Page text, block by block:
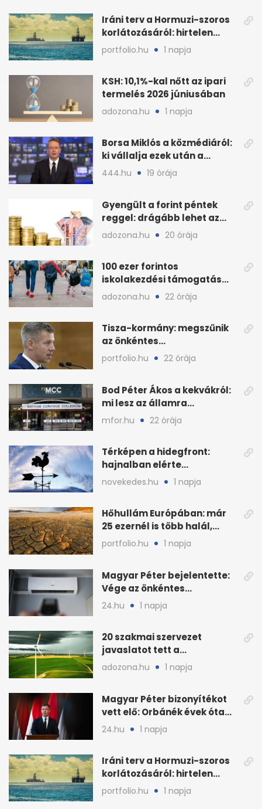
Iráni terv a Hormuzi-szoros
korlátozásáról: hirtelen
megugrott az olajár
portfolio.hu 1 napja
KSH: 10,1%-kal nőtt az ipari
termelés 2026 júniusában
adozona.hu 1 napja
Borsa Miklós a közmédiáról:
ki vállalja ezek után a
munkát?
444.hu 19 órája
Gyengült a forint péntek
reggel: drágább lehet az
euró és a dollár
adozona.hu 20 órája
100 ezer forintos
iskolakezdési támogatás
2026 őszén: adózás,
adozona.hu 22 órája
Tisza-kormány: megszűnik
az önkéntes
fogyasztáscsökkentés
portfolio.hu 22 órája
Bod Péter Ákos a kekvákról:
mi lesz az államra
visszaszálló vagyonnal?
mfor.hu 22 órája
Térképen a hidegfront:
hajnalban elérte
Magyarország határát
novekedes.hu 1 napja
Hőhullám Európában: már
25 ezernél is több halál,
folytatódhat
portfolio.hu 1 napja
Magyar Péter bejelentette:
Vége az önkéntes
fogyasztáscsökkentésnek
24.hu 1 napja
20 szakmai szervezet
javaslatot tett a
fenntartható szélenergia-
adozona.hu 1 napja
Magyar Péter bizonyítékot
vett elő: Orbánék évek óta
tudtak az energiarendszer
összeomlásáról
24.hu 1 napja
Iráni terv a Hormuzi-szoros
korlátozásáról: hirtelen
megugrott az olajár
portfolio.hu 1 napja